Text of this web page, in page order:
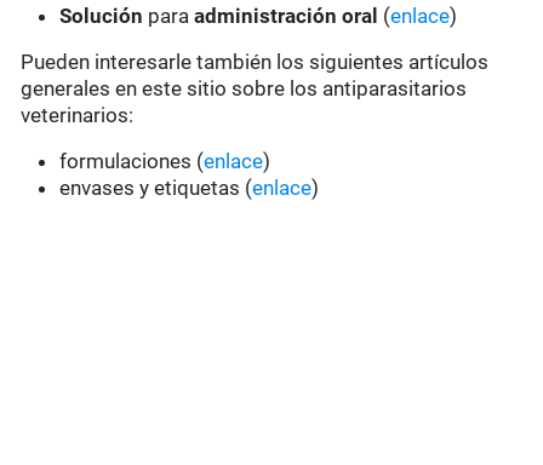
Solución paraadministración oral (enlace)
Pueden interesarle también los siguientes artículos
generales en este sitio sobre los antiparasitarios
veterinarios:
formulaciones (enlace)
envases y etiquetas (enlace)